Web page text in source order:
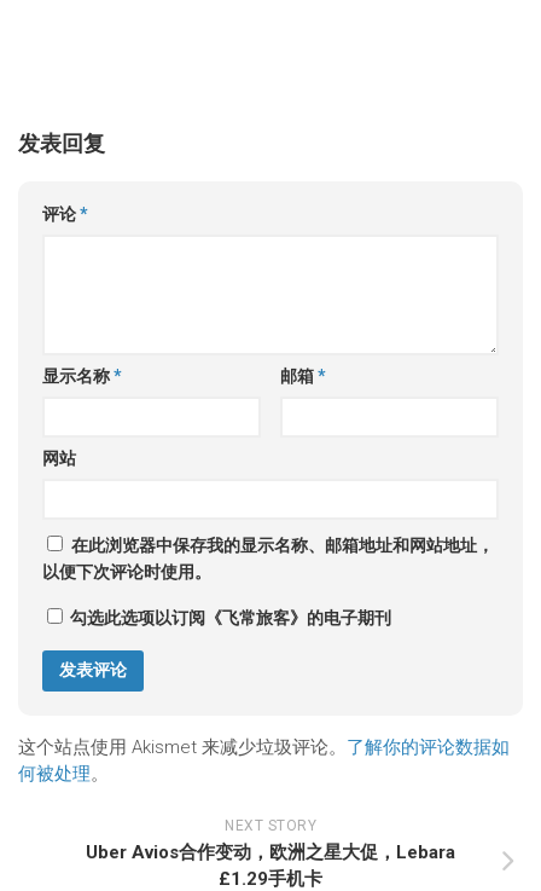
发表回复
评论*
显示名称* 邮箱*
网站
在此浏览器中保存我的显示名称、邮箱地址和网站地址，
以便下次评论时使用。
勾选此选项以订阅《飞常旅客》的电子期刊
这个站点使用 Akismet 来减少垃圾评论。 了解你的评论数据如
何被处理。
NEXT STORY
Uber Avios合作变动，欧洲之星大促，Lebara
£1.29手机卡